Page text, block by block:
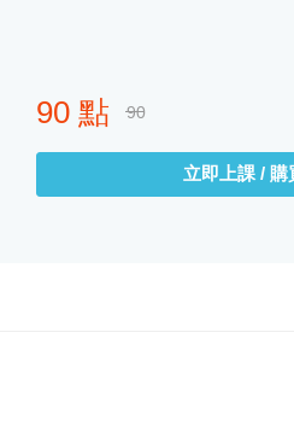
90 點 90
立即上課 / 購